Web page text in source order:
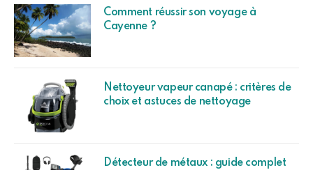
Comment réussir son voyage à
Cayenne ?
Nettoyeur vapeur canapé : critères de
choix et astuces de nettoyage
Détecteur de métaux : guide complet